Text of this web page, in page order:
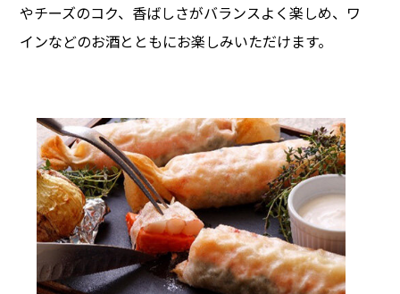
やチーズのコク、香ばしさがバランスよく楽しめ、ワ
インなどのお酒とともにお楽しみいただけます。